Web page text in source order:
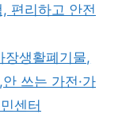
편리하고 안전
장생활폐기물,
쓰는 가전·가
센터